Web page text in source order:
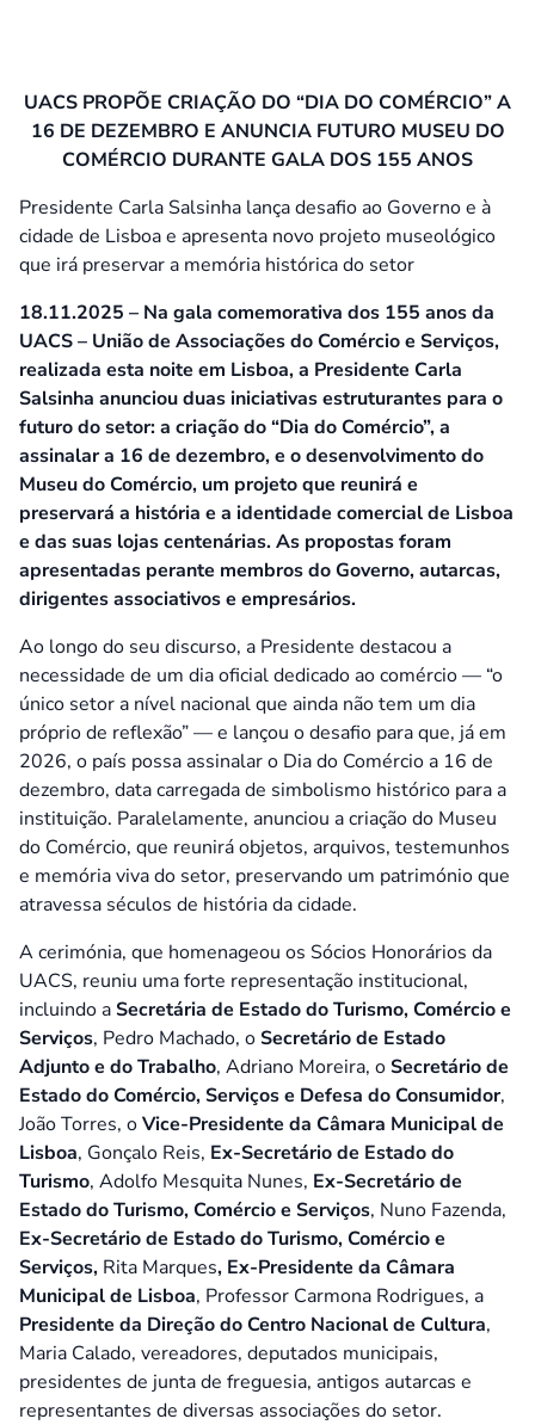
UACS PROPÕE CRIAÇÃO DO “DIA DO COMÉRCIO” A
16 DE DEZEMBRO E ANUNCIA FUTURO MUSEU DO
COMÉRCIO DURANTE GALA DOS 155 ANOS
Presidente Carla Salsinha lança desafio ao Governo e à
cidade de Lisboa e apresenta novo projeto museológico
que irá preservar a memória histórica do setor
18.11.2025 – Na gala comemorativa dos 155 anos da
UACS – União de Associações do Comércio e Serviços,
realizada esta noite em Lisboa, a Presidente Carla
Salsinha anunciou duas iniciativas estruturantes para o
futuro do setor: a criação do “Dia do Comércio”, a
assinalar a 16 de dezembro, e o desenvolvimento do
Museu do Comércio, um projeto que reunirá e
preservará a história e a identidade comercial de Lisboa
e das suas lojas centenárias. As propostas foram
apresentadas perante membros do Governo, autarcas,
dirigentes associativos e empresários.
Ao longo do seu discurso, a Presidente destacou a
necessidade de um dia oficial dedicado ao comércio — “o
único setor a nível nacional que ainda não tem um dia
próprio de reflexão” — e lançou o desafio para que, já em
2026, o país possa assinalar o Dia do Comércio a 16 de
dezembro, data carregada de simbolismo histórico para a
instituição. Paralelamente, anunciou a criação do Museu
do Comércio, que reunirá objetos, arquivos, testemunhos
e memória viva do setor, preservando um património que
atravessa séculos de história da cidade.
A cerimónia, que homenageou os Sócios Honorários da
UACS, reuniu uma forte representação institucional,
incluindo aSecretária de Estado do Turismo, Comércio e
Serviços, Pedro Machado, oSecretário de Estado
Adjunto e do Trabalho, Adriano Moreira, oSecretário de
Estado do Comércio, Serviços e Defesa do Consumidor,
João Torres, oVice-Presidente da Câmara Municipal de
Lisboa, Gonçalo Reis, Ex-Secretário de Estado do
Turismo, Adolfo Mesquita Nunes, Ex-Secretário de
Estado do Turismo, Comércio e Serviços, Nuno Fazenda,
Ex-Secretário de Estado do Turismo, Comércio e
Serviços, Rita Marques, Ex-Presidente da Câmara
Municipal de Lisboa, Professor Carmona Rodrigues, a
Presidente da Direção do Centro Nacional de Cultura,
Maria Calado, vereadores, deputados municipais,
presidentes de junta de freguesia, antigos autarcas e
representantes de diversas associações do setor.